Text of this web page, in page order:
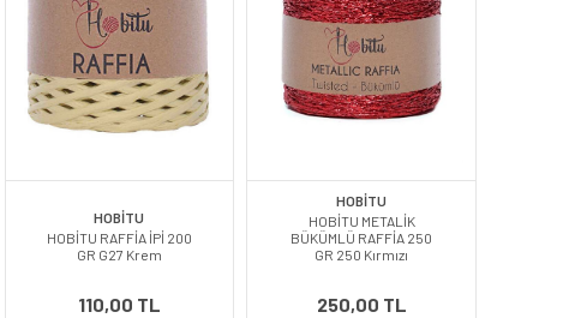
HOBİTU
HOBİTU RAFFİA İPİ 200
GR G27 Krem
110,00 TL
HOBİTU
HOBİTU METALİK
BÜKÜMLÜ RAFFİA 250
GR 250 Kırmızı
250,00 TL